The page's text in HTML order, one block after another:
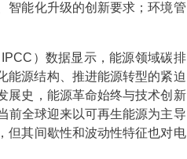
智能化升级的创新要求；环境管
）数据显示，能源领域碳排
能源结构、推进能源转型的紧迫
展史，能源革命始终与技术创新
前全球迎来以可再生能源为主导
但其间歇性和波动性特征也对电